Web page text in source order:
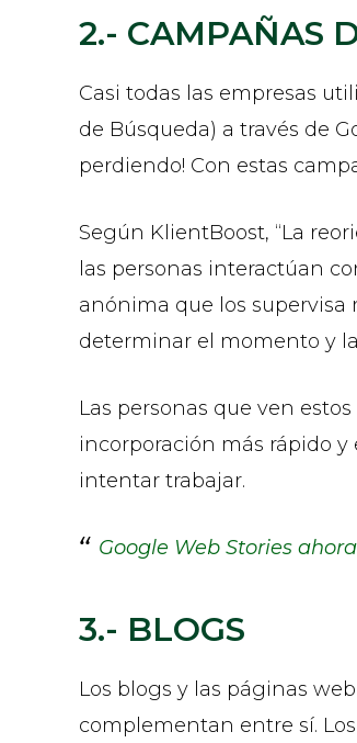
2.- CAMPAÑAS
Casi todas las empresas
de Búsqueda) a través de
perdiendo! Con estas
Según KlientBoost, “La
las personas interactúan
anónima que los supervisa
determinar el momento y
Las personas que ven
incorporación más rápido
intentar trabajar.
Google Web Stories
3.- BLOGS
Los blogs y las páginas
complementan entre sí.